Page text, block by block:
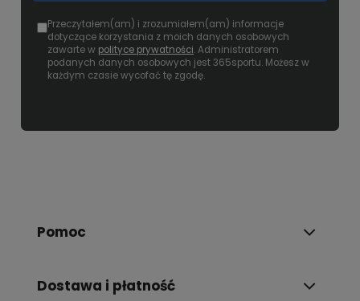
Przeczytałem(am) i zrozumiałem(am) informacje
dotyczące korzystania z moich danych osobowych
zawarte w polityce prywatności. Administratorem
podanych danych osobowych jest 365sportu. Możesz w
każdym czasie wycofać tę zgodę.
Pomoc
Dostawa i płatność